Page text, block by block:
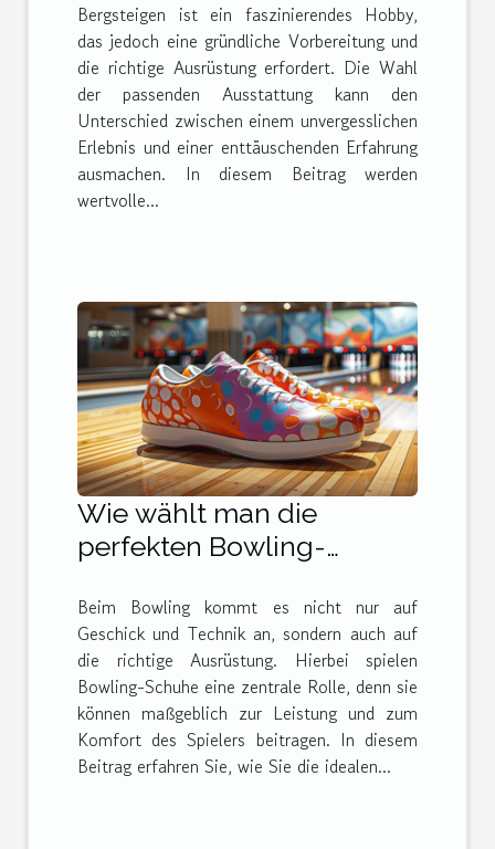
Bergsteigen ist ein faszinierendes Hobby,
das jedoch eine gründliche Vorbereitung und
die richtige Ausrüstung erfordert. Die Wahl
der passenden Ausstattung kann den
Unterschied zwischen einem unvergesslichen
Erlebnis und einer enttäuschenden Erfahrung
ausmachen. In diesem Beitrag werden
wertvolle...
Wie wählt man die
perfekten Bowling-
aus?
Beim Bowling kommt es nicht nur auf
Geschick und Technik an, sondern auch auf
die richtige Ausrüstung. Hierbei spielen
Bowling-Schuhe eine zentrale Rolle, denn sie
können maßgeblich zur Leistung und zum
Komfort des Spielers beitragen. In diesem
Beitrag erfahren Sie, wie Sie die idealen...